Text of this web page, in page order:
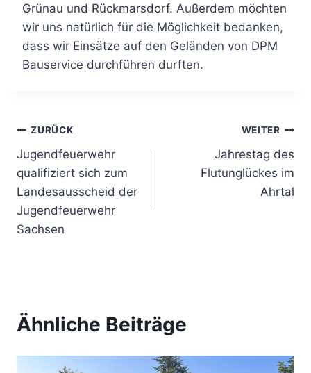
Grünau und Rückmarsdorf. Außerdem möchten
wir uns natürlich für die Möglichkeit bedanken,
dass wir Einsätze auf den Geländen von DPM
Bauservice durchführen durften.
Beitragsnavigation
ZURÜCK
Jugendfeuerwehr
qualifiziert sich zum
Landesausscheid der
Jugendfeuerwehr
Sachsen
WEITER
Jahrestag des
Flutunglückes im
Ahrtal
Ähnliche Beiträge